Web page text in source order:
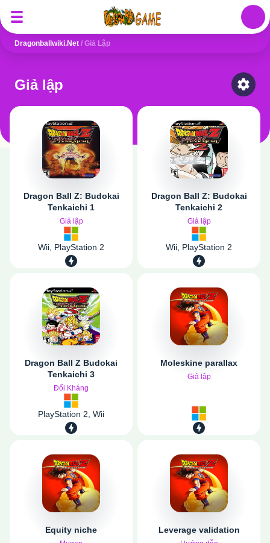
Dragonballwiki.net / Giả Lập
Giả lập
Select
Dragon Ball Z: Budokai
Tenkaichi 1
Giả lập
Wii, PlayStation 2
Dragon Ball Z: Budokai
Tenkaichi 2
Giả lập
Wii, PlayStation 2
Dragon Ball Z Budokai
Tenkaichi 3
Đối Kháng
PlayStation 2, Wii
Moleskine parallax
Giả lập
Equity niche Leverage validation